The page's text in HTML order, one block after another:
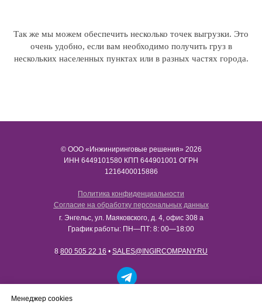
Менеджер cookies
Так же мы можем обеспечить несколько точек выгрузки. Это
очень удобно, если вам необходимо получить груз в
нескольких населенных пунктах или в разных частях города.
© ООО «Инжиниринговые решения» 2026
ИНН​​​​​​​ 6449101580 КПП 644901001 ОГРН
1216400015886
Политика конфиденциальности
Согласие на обработку персональных данных
Работаем только с юридическими лицами в рамках
г. Энгельс, ул. Маяковского, д. 4, офис 308 а
График работы: ПН—ПТ: 8: 00—18:00
8 800 505 22 16 • SALES@INGIRCOMPANY.RU